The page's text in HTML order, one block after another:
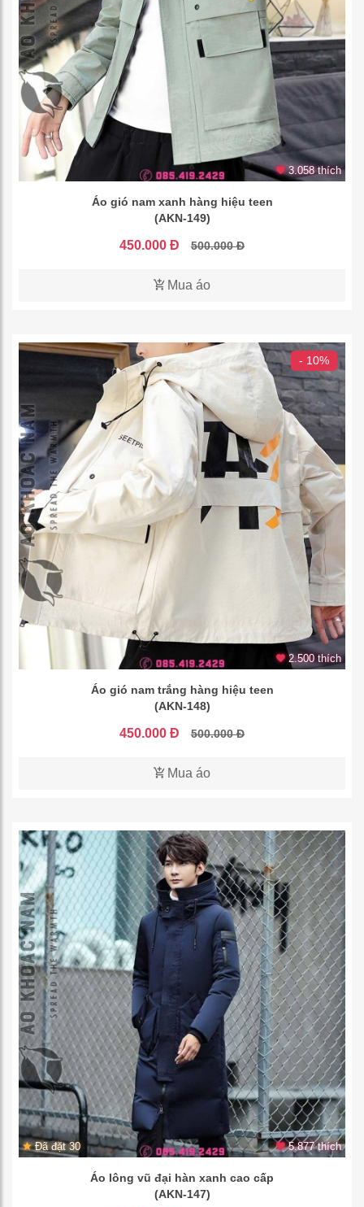
3.058 thích
Áo gió nam xanh hàng hiệu teen
(AKN-149)
450.000 Đ 500.000 Đ
Mua áo
- 10%
2.500 thích
Áo gió nam trắng hàng hiệu teen
(AKN-148)
450.000 Đ 500.000 Đ
Mua áo
Đã đặt 30 5.877 thích
Áo lông vũ đại hàn xanh cao cấp
(AKN-147)